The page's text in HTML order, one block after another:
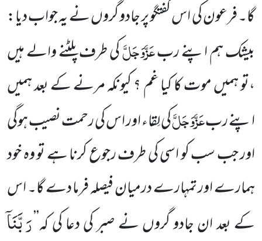
گا۔ فرعون کی اس گفتگو پر جادو گروں نے یہ جواب دیا:
بیشک ہم اپنے ربعَزَّوَجَلَّکی طرف پلٹنے والے ہیں
،تو ہمیں موت کا کیا غم ؟ کیونکہمرنے کے بعد ہمیں
اپنے ربعَزَّوَجَلَّکی لِقاء اور اس کی رحمت نصیب ہوگی
اور جب سب کو اسی کی طرف رجوع کرنا ہے تووہ خود
ہمارے اور تمہارے درمیان فیصلہ فرما دے گا۔ اس
کے بعد ان جادو گروں نے صبر کی دعا کی کہ’’رَبَّنَاۤ